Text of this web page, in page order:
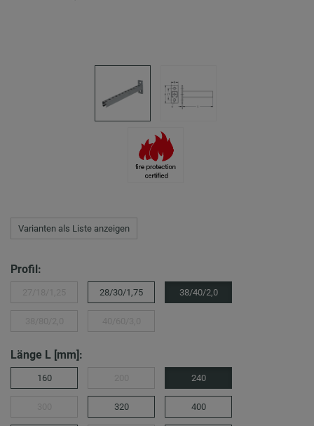
Varianten als Liste anzeigen
Profil:
28/30/1,75 38/40/2,0
Länge L [mm]:
160 240
320 400